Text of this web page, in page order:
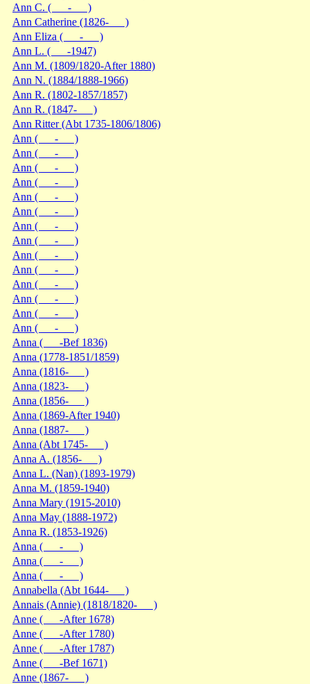
Ann C. ( - )
Ann Catherine (1826- )
Ann Eliza ( - )
Ann L. ( -1947)
Ann M. (1809/1820-After 1880)
Ann N. (1884/1888-1966)
Ann R. (1802-1857/1857)
Ann R. (1847- )
Ann Ritter (Abt 1735-1806/1806)
Ann ( - )
Ann ( - )
Ann ( - )
Ann ( - )
Ann ( - )
Ann ( - )
Ann ( - )
Ann ( - )
Ann ( - )
Ann ( - )
Ann ( - )
Ann ( - )
Ann ( - )
Ann ( - )
Anna ( -Bef 1836)
Anna (1778-1851/1859)
Anna (1816- )
Anna (1823- )
Anna (1856- )
Anna (1869-After 1940)
Anna (1887- )
Anna (Abt 1745- )
Anna A. (1856- )
Anna L. (Nan) (1893-1979)
Anna M. (1859-1940)
Anna Mary (1915-2010)
Anna May (1888-1972)
Anna R. (1853-1926)
Anna ( - )
Anna ( - )
Anna ( - )
Annabella (Abt 1644- )
Annais (Annie) (1818/1820- )
Anne ( -After 1678)
Anne ( -After 1780)
Anne ( -After 1787)
Anne ( -Bef 1671)
Anne (1867- )